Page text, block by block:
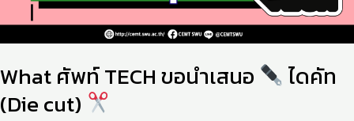
What ศัพท์ TECH ขอนำเสนอ
ไดคัท
(Die cut)